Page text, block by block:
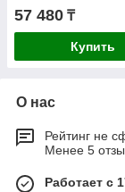
57 480 ₸
Купить
О нас
Рейтинг не
Менее 5
Работает с